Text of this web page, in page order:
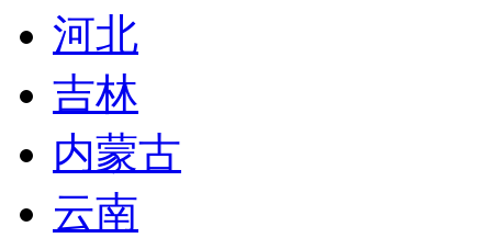
河北
吉林
内蒙古
云南